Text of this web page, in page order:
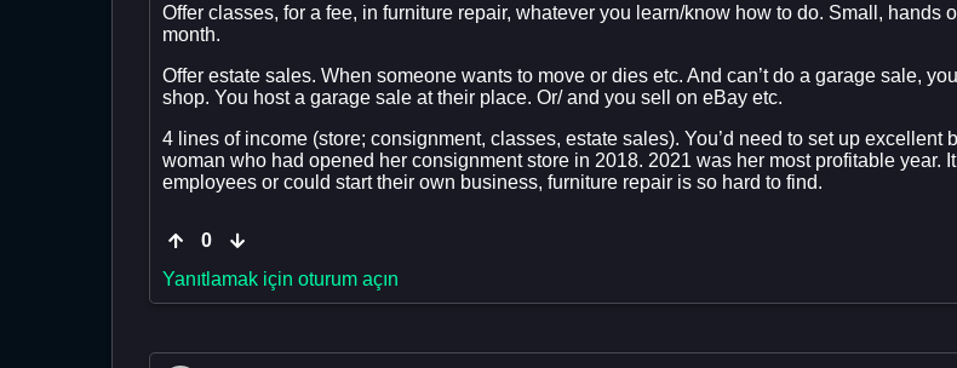
Offer classes, for a fee, in furniture repair, whatever you learn/know how to do. Small,
month.
Offer estate sales. When someone wants to move or dies etc. And can’t do a garage sale,
shop. You host a garage sale at their place. Or/ and you sell on eBay etc.
4 lines of income (store; consignment, classes, estate sales). You’d need to set up
woman who had opened her consignment store in 2018. 2021 was her most profitable year.
employees or could start their own business, furniture repair is so hard to find.
0
Yanıtlamak için oturum açın